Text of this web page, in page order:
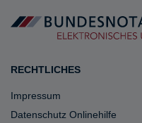
RECHTLICHES
Impressum
Datenschutz Onlinehilfe